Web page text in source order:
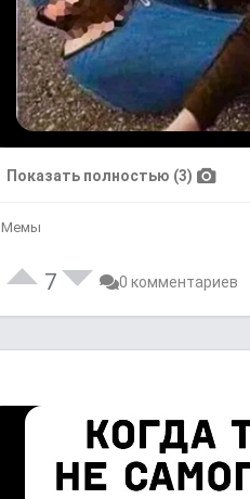
Показать полностью (3)
Мемы
7 0 комментариев